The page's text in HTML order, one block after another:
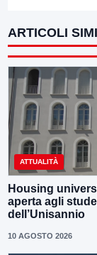
ARTICOLI
ATTUALITÀ
Housing
aperta agli
dell’Unisannio
10 AGOSTO 2026